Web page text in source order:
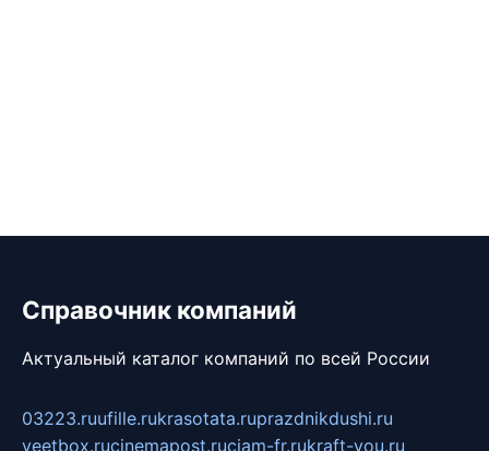
Справочник компаний
Актуальный каталог компаний по всей России
03223.ruufille.rukrasotata.ruprazdnikdushi.ru
veetbox.rucinemapost.ruciam-fr.rukraft-you.ru